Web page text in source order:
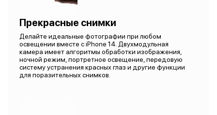
Прекрасные снимки
Делайте идеальные фотографии при любом
освещении вместе с iPhone 14. Двухмодульная
камера имеет алгоритмы обработки изображения,
ночной режим, портретное освещение, передовую
систему устранения красных глаз и другие функции
для поразительных снимков.